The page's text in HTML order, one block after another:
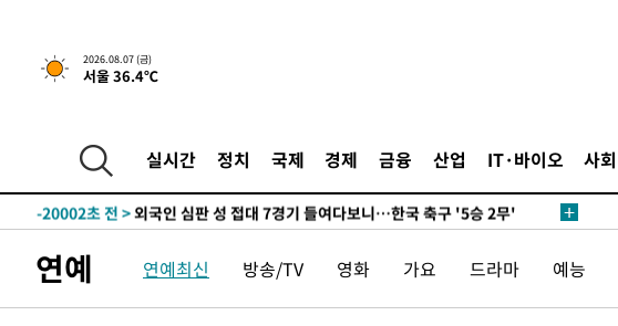
2026.08.07 (금)
서울 36.4℃
실시간 정치 국제 경제 금융 산업 IT·바이오 사회
-27653초 전 >[속보]이 대통령, '호우피해' 안동·의성 관할 4개 면 특별재난지역
선포
-27616초 전 >[단독]중수청 지원 검사들, 정원 초과 시 낮은 계급 임용…희망지 못
-23893초 전 >
SK하이닉스, 용인·청주 팹에 54조 투자…"AI 메모리 수요 선제 대
-20749초 전 >
-20002초 전 >외국인 심판 성 접대 7경기 들여다보니…한국 축구 '5승 2무'
-19689초 전 >
[속보]코스피, 6200선 약보합…0.60% 내린 6258.77에 마쳐
-19669초 전 >[속보]원·달러 환율, 7.7원 내린 1416.1원 마감
연예 연예최신 방송/TV 영화 가요 드라마 예능